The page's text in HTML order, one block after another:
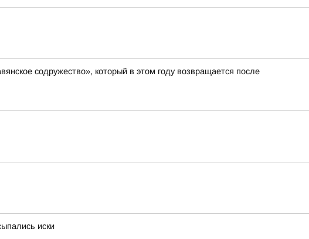
содружество», который в этом году возвращается после
иски